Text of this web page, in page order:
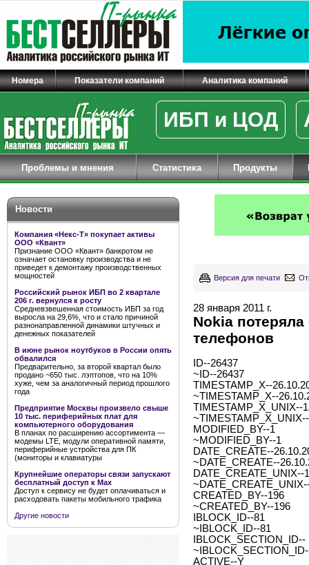
Номера Показатели компаний Аналитика компаний
ИБП и ЦОД
Проблемы и мнения Статистика Продукты
Новости
Компания «Некс-Т» покупает активы
ООО «Квант»
Признание ООО «Квант» банкротом не
означает остановку производства и не
приведет к демонтажу производственных
мощностей
Российский рынок ИБП во 2 квартале
206 г. вернулся к росту
Средневзвешенная стоимость ИБП за год
выросла на 29,6%, что и стало причиной
разнонаправленной динамики штучных и
денежных показателей
В июне рынок ноутбуков в России опять
обвалился
Предварительно, за второй квартал было
продано ~650 тыс. лэптопов, что на 10%
хуже, чем за аналогичный период прошлого
года
Предприятие Москвы произвело свыше
10 тыс. периферийных плат для
компьютерного оборудования
В планах по расширению ассортимента —
модемы LTE, модули оперативной памяти,
периферийные устройства для ПК
(мониторы и клавиатуры
Крупнейшие операторы связи запускают
бесплатный доступ к Мах
Доступ к сервису не будет оплачиваться и
расходовать пакеты мобильного трафика
Другие новости
Версия для печати
28 января 2011 г.
Nokia
телефонов
ID--26437
~ID--26437
TIMESTAMP_X--
~TIMESTAMP_X--
TIMESTAMP_X_UNIX--
MODIFIED_BY--1
~MODIFIED_BY--1
DATE_CREATE--
~DATE_CREATE--
DATE_CREATE_UNIX--
CREATED_BY--196
~CREATED_BY--196
IBLOCK_ID--81
~IBLOCK_ID--81
IBLOCK_SECTION_ID--
ACTIVE--Y